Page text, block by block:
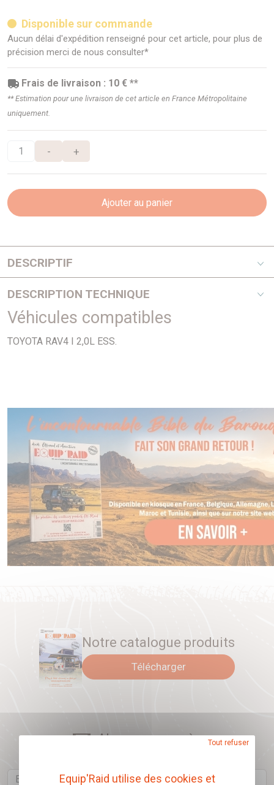
Disponible sur commande
Aucun délai d'expédition renseigné pour cet article, pour plus de
précision merci de nous consulter*
Frais de livraison : 10 € **
** Estimation pour une livraison de cet article en France Métropolitaine
uniquement.
- +
Ajouter au panier
DESCRIPTIF
DESCRIPTION TECHNIQUE
PHOTO NON CONTRACTUELLE
Véhicules compatibles
TOYOTA RAV4 I 2,0L ESS.
Notre catalogue produits
Télécharger
Abonnez-vous à
Email Equip'Raid utilise des cookies et
Tout refuser